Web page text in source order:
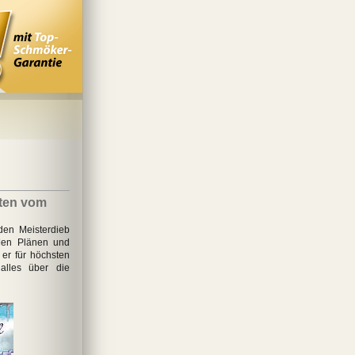
vom
Meisterdieb
Plänen und
für höchsten
über die